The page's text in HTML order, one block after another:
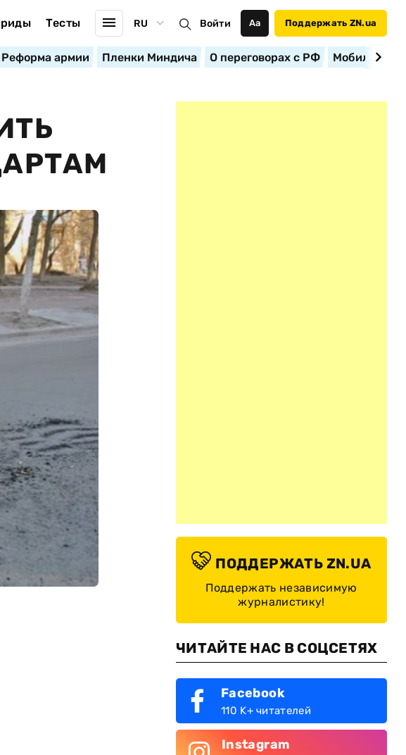
Тесты RU Войти Аа Поддержать ZN.ua
Реформа армии Пленки Миндича О переговорах с РФ
ПОДДЕРЖАТЬ ZN.UA
Поддержать независимую
журналистику!
ЧИТАЙТЕ НАС В СОЦСЕТЯХ
Facebook
110 K+ читателей
Instagram